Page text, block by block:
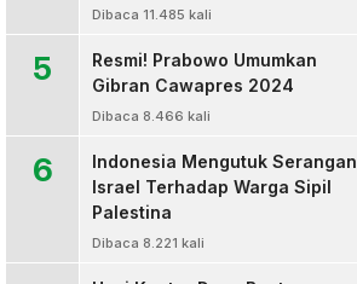
Dibaca 11.485 kali
5
Resmi! Prabowo Umumkan
Gibran Cawapres 2024
Dibaca 8.466 kali
6
Indonesia Mengutuk Serangan
Israel Terhadap Warga Sipil
Palestina
Dibaca 8.221 kali